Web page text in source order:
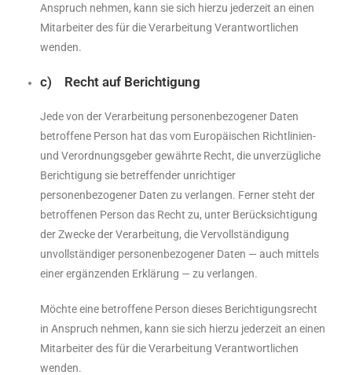
Anspruch nehmen, kann sie sich hierzu jederzeit an einen
Mitarbeiter des für die Verarbeitung Verantwortlichen
wenden.
c) Recht auf Berichtigung
Jede von der Verarbeitung personenbezogener Daten
betroffene Person hat das vom Europäischen Richtlinien-
und Verordnungsgeber gewährte Recht, die unverzügliche
Berichtigung sie betreffender unrichtiger
personenbezogener Daten zu verlangen. Ferner steht der
betroffenen Person das Recht zu, unter Berücksichtigung
der Zwecke der Verarbeitung, die Vervollständigung
unvollständiger personenbezogener Daten — auch mittels
einer ergänzenden Erklärung — zu verlangen.
Möchte eine betroffene Person dieses Berichtigungsrecht
in Anspruch nehmen, kann sie sich hierzu jederzeit an einen
Mitarbeiter des für die Verarbeitung Verantwortlichen
wenden.